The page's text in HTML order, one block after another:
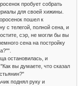
пробует собрать
для своей хижины.
пошел к
с телегой, полной сена, и
сэр, не могли бы вы
сена на постройку
остановилась, и
вы думаете, что сказал
поднял руку и